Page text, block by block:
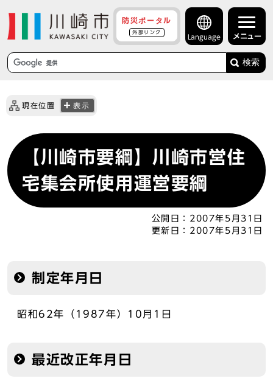
防災ポータル
外部リンク
Language メニュー
検索
現在位置 表示
【川崎市要綱】川崎市営住
宅集会所使用運営要綱
公開日： 2007年5月31日
更新日： 2007年5月31日
制定年月日
昭和62年（1987年）10月1日
最近改正年月日